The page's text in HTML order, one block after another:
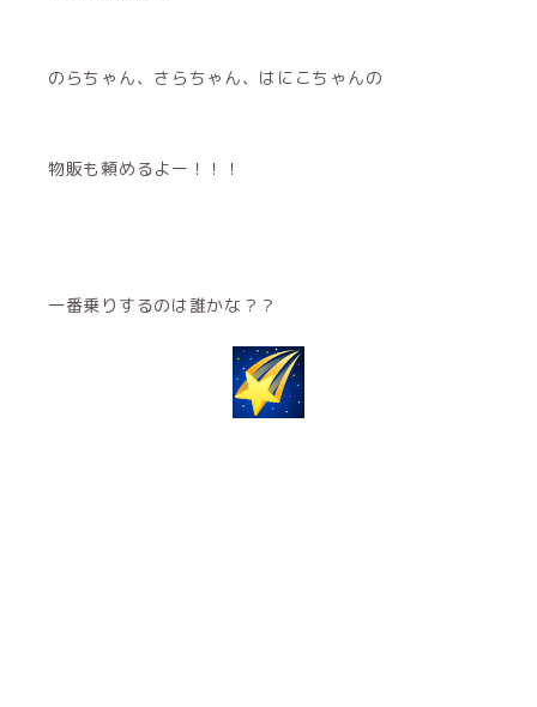
のらちゃん、さらちゃん、はにこちゃんの
物販も頼めるよー！！！
一番乗りするのは誰かな？？